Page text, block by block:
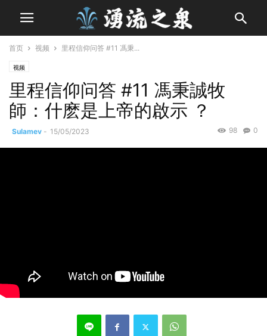
首页 视频 里程信仰问答 #11 馮秉...
视频
里程信仰问答 #11 馮秉誠牧
師：什麽是上帝的啟示 ？
Sulamev - 15/05/2023 0
98